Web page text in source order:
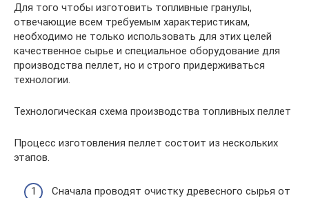
Для того чтобы изготовить топливные гранулы,
отвечающие всем требуемым характеристикам,
необходимо не только использовать для этих целей
качественное сырье и специальное оборудование для
производства пеллет, но и строго придерживаться
технологии.
Технологическая схема производства топливных пеллет
Процесс изготовления пеллет состоит из нескольких
этапов.
Сначала проводят очистку древесного сырья от